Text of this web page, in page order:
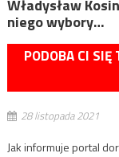
Władysław
niego wybory…
PODOBA CI SIĘ
28 listopada 2021
Jak informuje portal